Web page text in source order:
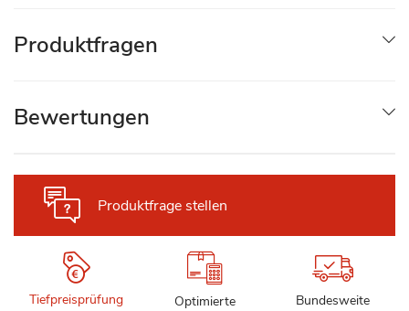
Produktfrage stellen
Tiefpreisprüfung
Optimierte
Bundesweite
Produktfragen
Bewertungen